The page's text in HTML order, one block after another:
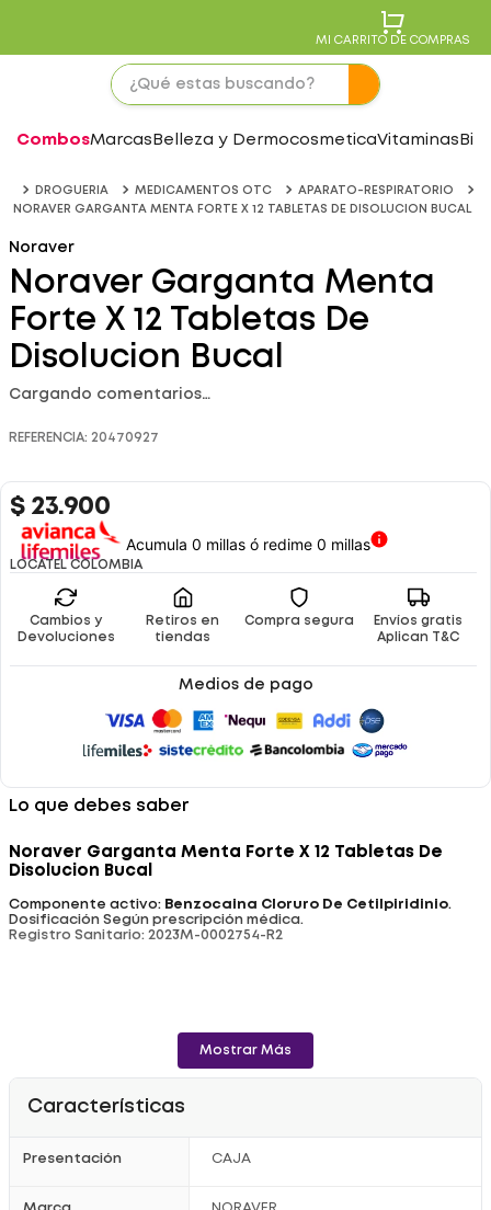
MI CARRITO DE COMPRAS
CombosMarcas Belleza y DermocosmeticaVitaminas
DROGUERIA MEDICAMENTOS OTC
APARATO-RESPIRATORIO
NORAVER GARGANTA MENTA FORTE X 12 TABLETAS DE DISOLUCION BUCAL
Noraver
Noraver Garganta Menta
Forte X 12 Tabletas De
Disolucion Bucal
Cargando comentarios…
REFERENCIA: 20470927
$ 23.900
Acumula 0 millas ó redime 0 millas
LOCATEL COLOMBIA
Cambios y
Devoluciones
Retiros en
tiendas
Compra segura
Envíos gratis
Aplican T&C
Medios de pago
Lo que debes saber
Noraver Garganta Menta Forte X 12 Tabletas De
Disolucion Bucal
Componente activo: Benzocaina Cloruro De Cetilpiridinio.
Dosificación Según prescripción médica.
Registro Sanitario: 2023M-0002754-R2
Mostrar Más
Características
Presentación CAJA